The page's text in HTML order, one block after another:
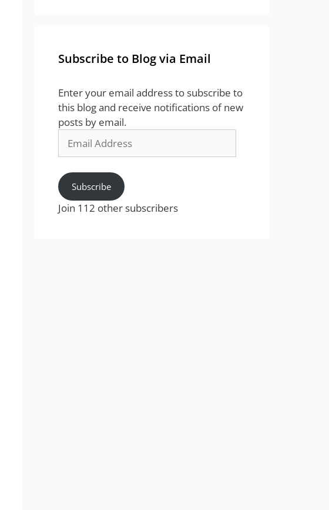
Subscribe to Blog via Email
Enter your email address to subscribe to
this blog and receive notifications of new
posts by email.
Address
Subscribe
Join 112 other subscribers